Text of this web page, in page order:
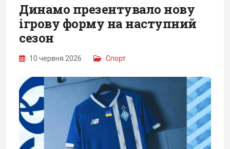
Динамо презентувало нову
ігрову форму на наступний
сезон
10 червня 2026 Спорт